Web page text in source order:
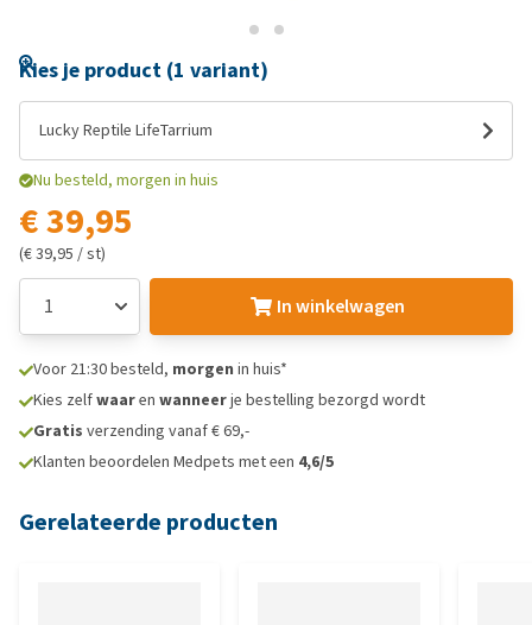
Kies je product (1 variant)
Lucky Reptile LifeTarrium
Nu besteld, morgen in huis
€ 39,95
(€ 39,95 / st)
In winkelwagen
Voor 21:30 besteld, morgen in huis*
Kies zelfwaaren wanneerje bestelling bezorgd wordt
Gratis verzending vanaf € 69,-
Klanten beoordelen Medpets met een 4,6/5
Gerelateerde producten